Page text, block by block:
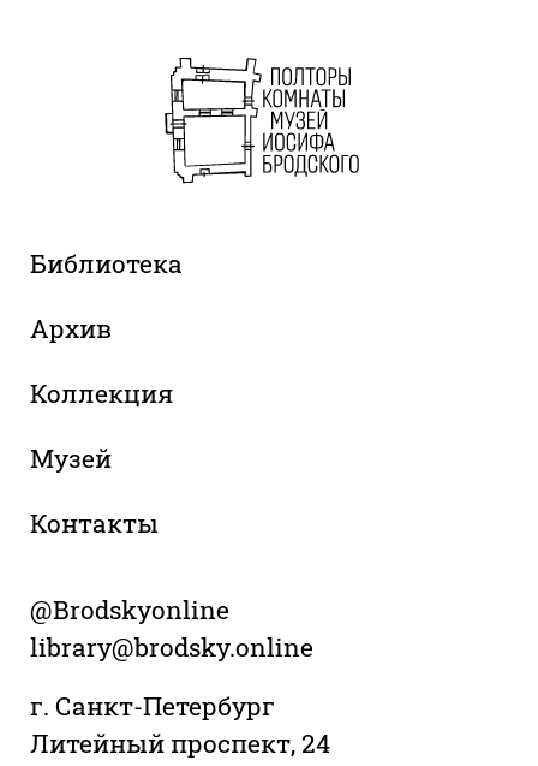
Библиотека
Архив
Коллекция
Музей
Контакты
@Brodskyonline
library@brodsky.online
г. Санкт-Петербург
Литейный проспект, 24